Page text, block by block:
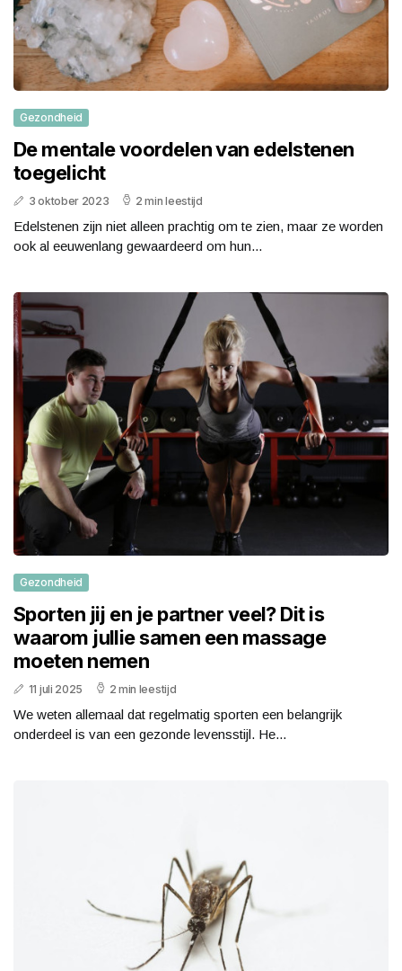
Gezondheid
De mentale voordelen van edelstenen
toegelicht
3 oktober 2023 2 min leestijd
Edelstenen zijn niet alleen prachtig om te zien, maar ze worden
ook al eeuwenlang gewaardeerd om hun...
Gezondheid
Sporten jij en je partner veel? Dit is
waarom jullie samen een massage
moeten nemen
11 juli 2025 2 min leestijd
We weten allemaal dat regelmatig sporten een belangrijk
onderdeel is van een gezonde levensstijl. He...